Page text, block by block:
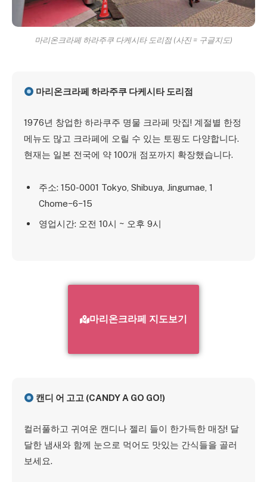
마리온크라페 하라주쿠 다케시타 도리점 (사진 = 구글지도)
마리온크라페 하라주쿠 다케시타 도리점
1976년 창업한 하라쿠주 명물 크라페 맛집! 계절별 한정
메뉴도 많고 크라페에 오릴 수 있는 토핑도 다양합니다.
현재는 일본 전국에 약 100개 점포까지 확장했습니다.
주소: 150-0001 Tokyo, Shibuya, Jingumae, 1
Chome−6−15
영업시간: 오전 10시 ~ 오후 9시
마리온크라페 지도보기
캔디 어 고고 (CANDY A GO GO!)
컬러풀하고 귀여운 캔디나 젤리 들이 한가득한 매장! 달
달한 냄새와 함께 눈으로 먹어도 맛있는 간식들을 골러
보세요.